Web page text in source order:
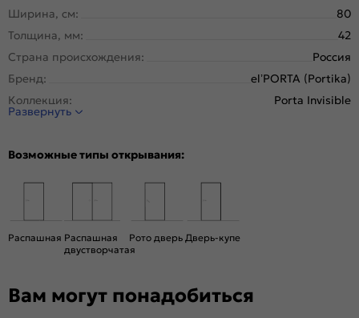
Ширина, см:
80
Толщина, мм:
42
Страна происхождения:
Россия
Бренд:
el’PORTA (Portika)
Коллекция:
Porta Invisible
Стиль:
Конструкция двери:
Вес, кг:
Развернуть
Возможные типы открывания:
Распашная Распашная
двустворчатая
Рото дверь Дверь-купе
Вам могут понадобиться